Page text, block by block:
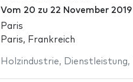
Vom 20 zu 22 November 2019
Paris
Paris, Frankreich
Holzindustrie, Dienstleistung,